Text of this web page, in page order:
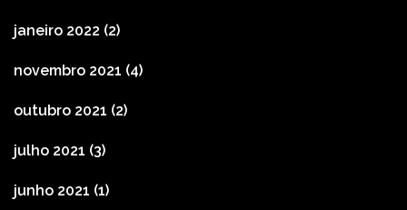
janeiro 2022 (2)
novembro 2021 (4)
outubro 2021 (2)
julho 2021 (3)
junho 2021 (1)